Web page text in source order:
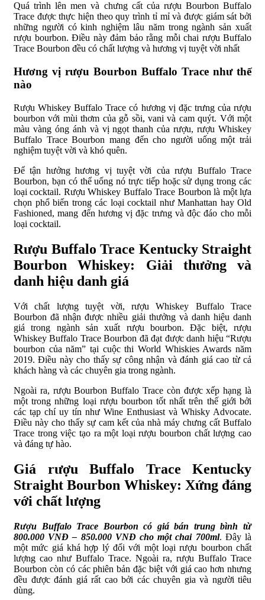
Quá trình lên men và chưng cất của rượu Bourbon Buffalo
Trace được thực hiện theo quy trình tỉ mỉ và được giám sát bởi
những người có kinh nghiệm lâu năm trong ngành sản xuất
rượu bourbon. Điều này đảm bảo rằng mỗi chai rượu Buffalo
Trace Bourbon đều có chất lượng và hương vị tuyệt vời nhất
Hương vị rượu Bourbon Buffalo Trace như thế
nào
Rượu Whiskey Buffalo Trace có hương vị đặc trưng của rượu
bourbon với mùi thơm của gỗ sồi, vani và cam quýt. Với một
màu vàng óng ánh và vị ngọt thanh của rượu, rượu Whiskey
Buffalo Trace Bourbon mang đến cho người uống một trải
nghiệm tuyệt vời và khó quên.
Để tận hưởng hương vị tuyệt vời của rượu Buffalo Trace
Bourbon, bạn có thể uống nó trực tiếp hoặc sử dụng trong các
loại cocktail. Rượu Whiskey Buffalo Trace Bourbon là một lựa
chọn phổ biến trong các loại cocktail như Manhattan hay Old
Fashioned, mang đến hương vị đặc trưng và độc đáo cho mỗi
loại cocktail.
Rượu Buffalo Trace Kentucky Straight
Bourbon Whiskey: Giải thưởng và
danh hiệu danh giá
Với chất lượng tuyệt vời, rượu Whiskey Buffalo Trace
Bourbon đã nhận được nhiều giải thưởng và danh hiệu danh
giá trong ngành sản xuất rượu bourbon. Đặc biệt, rượu
Whiskey Buffalo Trace Bourbon đã đạt được danh hiệu “Rượu
bourbon của năm” tại cuộc thi World Whiskies Awards năm
2019. Điều này cho thấy sự công nhận và đánh giá cao từ cả
khách hàng và các chuyên gia trong ngành.
Ngoài ra, rượu Bourbon Buffalo Trace còn được xếp hạng là
một trong những loại rượu bourbon tốt nhất trên thế giới bởi
các tạp chí uy tín như Wine Enthusiast và Whisky Advocate.
Điều này cho thấy sự cam kết của nhà máy chưng cất Buffalo
Trace trong việc tạo ra một loại rượu bourbon chất lượng cao
và đáng tự hào.
Giá rượu Buffalo Trace Kentucky
Straight Bourbon Whiskey: Xứng đáng
với chất lượng
Rượu Buffalo Trace Bourbon có giá bán trung bình từ
800.000 VNĐ – 850.000 VNĐ cho một chai 700ml. Đây là
một mức giá khá hợp lý đối với một loại rượu bourbon chất
lượng cao như Buffalo Trace. Ngoài ra, rượu Buffalo Trace
Bourbon còn có các phiên bản đặc biệt với giá cao hơn nhưng
đều được đánh giá rất cao bởi các chuyên gia và người tiêu
dùng.